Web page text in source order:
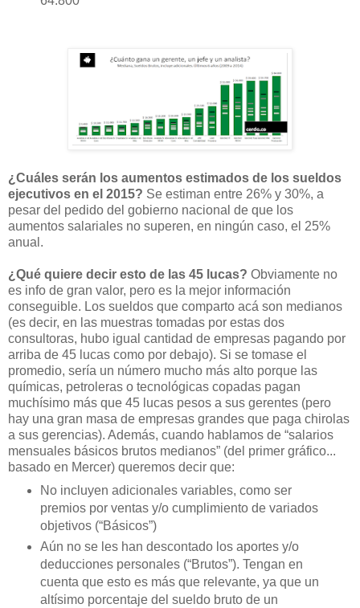
¿Cuáles serán los aumentos estimados de los sueldos
ejecutivos en el 2015? Se estiman entre 26% y 30%, a
pesar del pedido del gobierno nacional de que los
aumentos salariales no superen, en ningún caso, el 25%
anual.
¿Qué quiere decir esto de las 45 lucas? Obviamente no
es info de gran valor, pero es la mejor información
conseguible. Los sueldos que comparto acá son medianos
(es decir, en las muestras tomadas por estas dos
consultoras, hubo igual cantidad de empresas pagando por
arriba de 45 lucas como por debajo). Si se tomase el
promedio, sería un número mucho más alto porque las
químicas, petroleras o tecnológicas copadas pagan
muchísimo más que 45 lucas pesos a sus gerentes (pero
hay una gran masa de empresas grandes que paga chirolas
a sus gerencias). Además, cuando hablamos de “salarios
mensuales básicos brutos medianos” (del primer gráfico...
basado en Mercer) queremos decir que:
No incluyen adicionales variables, como ser
premios por ventas y/o cumplimiento de variados
objetivos (“Básicos”)
Aún no se les han descontado los aportes y/o
deducciones personales (“Brutos”). Tengan en
cuenta que esto es más que relevante, ya que un
altísimo porcentaje del sueldo bruto de un